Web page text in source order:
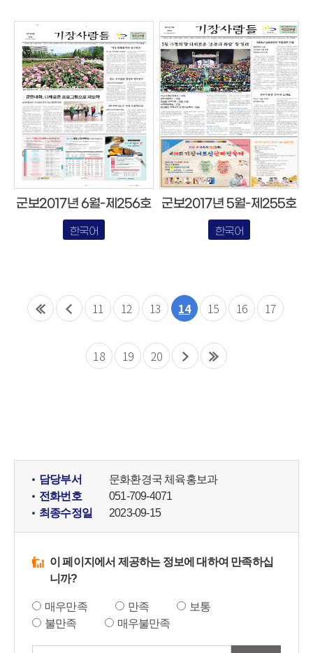
군보2017년 6월-제256호
한국어
군보2017년 5월-제255호
한국어
11 12 13 14 15 16 17
18 19 20
담당부서
문화환경국 체육홍보과
전화번호
051-709-4071
최종수정일
2023-09-15
이 페이지에서 제공하는 정보에 대하여 만족하십
니까?
매우만족 만족
보통
불만족
매우불만족